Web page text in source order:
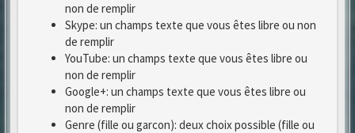
non de remplir
Skype: un champs texte que vous êtes libre ou non
de remplir
YouTube: un champs texte que vous êtes libre ou
non de remplir
Google+: un champs texte que vous êtes libre ou
non de remplir
Genre (fille ou garcon): deux choix possible (fille ou